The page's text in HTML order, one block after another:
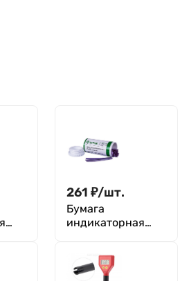
261 ₽/шт.
Бумага
индикаторная
5-8, уп. 100 шт.